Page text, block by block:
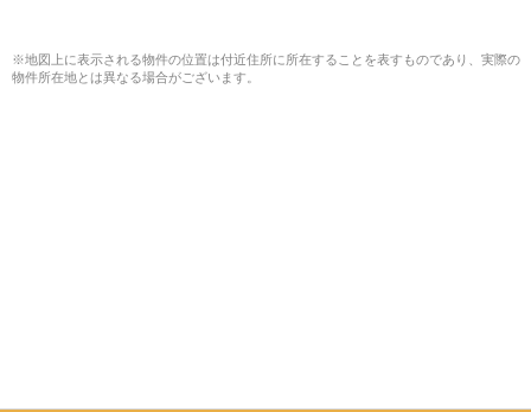
※地図上に表示される物件の位置は付近住所に所在することを表すものであり、実際の
物件所在地とは異なる場合がございます。